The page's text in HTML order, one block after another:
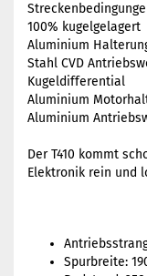
100% kugelgelagert
Aluminium
Stahl CVD
Kugeldifferential
Aluminium
Aluminium
Der T410 kommt
Elektronik rein und
Spurbreite: